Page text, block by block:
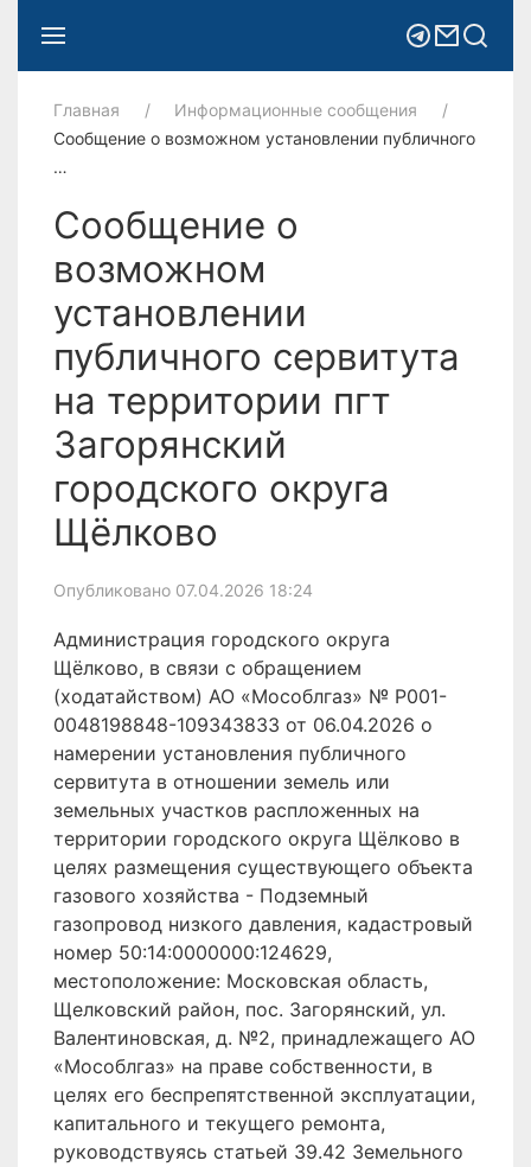
Главная
Информационные сообщения
Сообщение о возможном установлении публичного
…
Сообщение о
возможном
установлении
публичного сервитута
на территории пгт
Загорянский
городского округа
Щёлково
Опубликовано 07.04.2026 18:24
Администрация городского округа
Щёлково, в связи с обращением
(ходатайством) АО «Мособлгаз» № P001-
0048198848-109343833 от 06.04.2026 о
намерении установления публичного
сервитута в отношении земель или
земельных участков распложенных на
территории городского округа Щёлково в
целях размещения существующего объекта
газового хозяйства - Подземный
газопровод низкого давления, кадастровый
номер 50:14:0000000:124629,
местоположение: Московская область,
Щелковский район, пос. Загорянский, ул.
Валентиновская, д. №2, принадлежащего АО
«Мособлгаз» на праве собственности, в
целях его беспрепятственной эксплуатации,
капитального и текущего ремонта,
руководствуясь статьей 39.42 Земельного